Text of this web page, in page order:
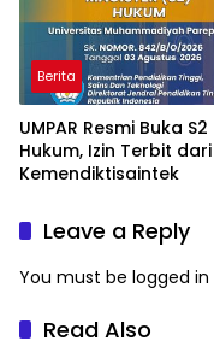
Berita
UMPAR Resmi Buka S2
Hukum, Izin Terbit dari
Kemendiktisaintek
Leave a Reply
You must be logged in
Read Also